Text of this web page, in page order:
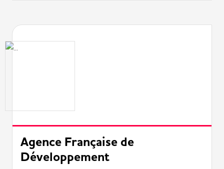
Agence Française de
Développement